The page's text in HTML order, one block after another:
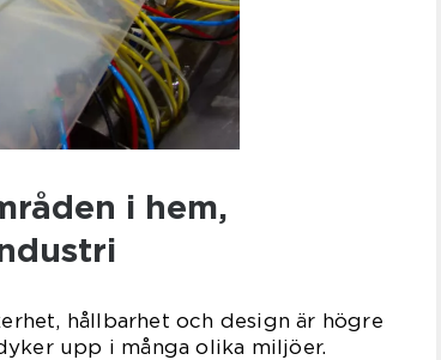
i hem,
hållbarhet och design är högre
upp i många olika miljöer.